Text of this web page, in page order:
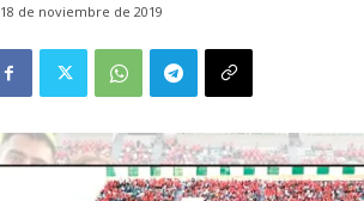
18 de noviembre de 2019